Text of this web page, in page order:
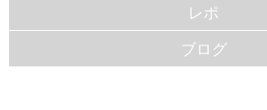
レポ
ブログ